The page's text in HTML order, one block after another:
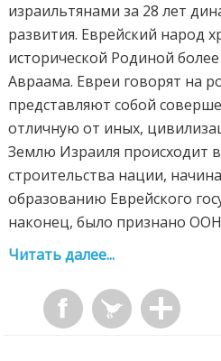
израильтянами за 28 лет
развития. Еврейский народ
исторической Родиной
Авраама. Евреи говорят на
представляют собой
отличную от иных,
Землю Израиля происходит
строительства нации,
образованию Еврейского
наконец, было признано ООH
Читать далее...